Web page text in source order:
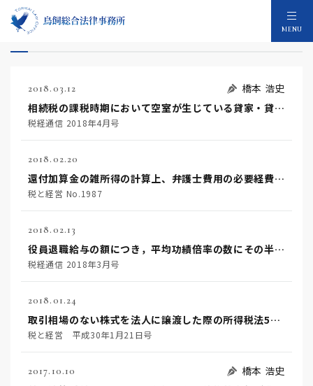
MENU
税務相談の論文：119件
2018.03.12
橋本 浩史
相続税の課税時期において空室が生じている貸家・貸家建付地の評価が問題となった事例
税経通信 2018年4月号
2018.02.20
還付加算金の雑所得の計算上、弁護士費用の必要経費性が認められなかった事例
税と経営 No.1987
2018.02.13
役員退職給与の額につき，平均功績倍率の数にその半数を加えた数を超えない数の功績倍率により算定された額は，当該法人における当該役員の具体的な功績等に照らしその額が明らかに過大であると解すべき特段の事情がある場合でない限り，法人税法施行令７０条２号にいう退職給与相当額を超えるものではないとして，課税庁の処分を一部取り消した事例
税経通信 2018年3月号
2018.01.24
取引相場のない株式を法人に譲渡した際の所得税法59条1項にいう『その時における価額』として、類似業種比準方式か配当還元方式かは、譲渡直前の譲渡人の議決権割合によって判定するとして、譲渡後の議決権割合によって判定し配当還元方式で計算した申告に対して更正処分等をした事例
税と経営 平成30年1月21日号
2017.10.10
橋本 浩史